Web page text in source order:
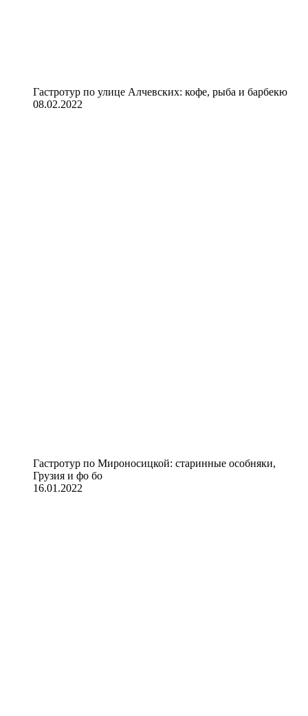
Гастротур по улице Алчевских: кофе, рыба и барбекю
08.02.2022
Гастротур по Мироносицкой: старинные особняки,
Грузия и фо бо
16.01.2022